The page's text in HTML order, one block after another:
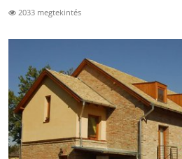
2033 megtekintés